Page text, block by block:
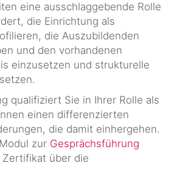
eine ausschlaggebende Rolle
die Einrichtung als
die Auszubildenden
und den vorhandenen
einzusetzen und strukturelle
qualifiziert Sie in Ihrer Rolle als
einen differenzierten
die damit einhergehen.
zur Gesprächsführung
über die